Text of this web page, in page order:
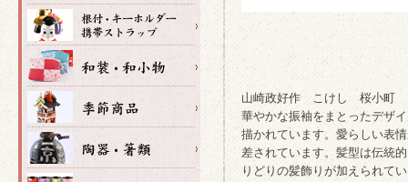
山崎政好作 こけし 桜小町
華やかな振袖をまとったデザ
描かれています。愛らしい表
差されています。髪型は伝統
りどりの髪飾りが加えられて